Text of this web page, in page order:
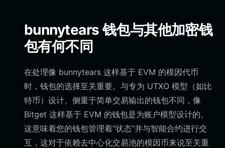
bunnytears 钱包与其他加密钱
包有何不同
在处理像 bunnytears 这样基于 EVM 的模因代币
时，钱包的选择至关重要。与专为 UTXO 模型（如比
特币）设计、侧重于简单交易输出的钱包不同，像
Bitget 这样基于 EVM 的钱包是为账户模型设计的。
这意味着您的钱包管理着“状态”并与智能合约进行交
互，这对于依赖去中心化交易池的模因币来说至关重